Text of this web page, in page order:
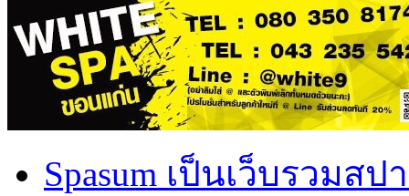
Spasum เป็นเว็บรวม